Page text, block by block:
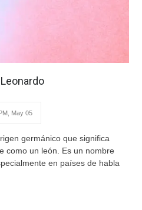
May 05
germánico que significa
como un león. Es un nombre
en países de habla